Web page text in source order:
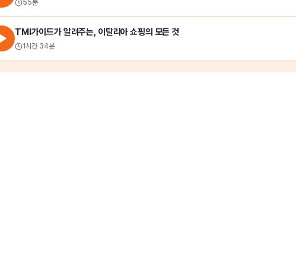
55분
TMI가이드가 알려주는, 이탈리아 쇼핑의 모든 것
1시간 34분